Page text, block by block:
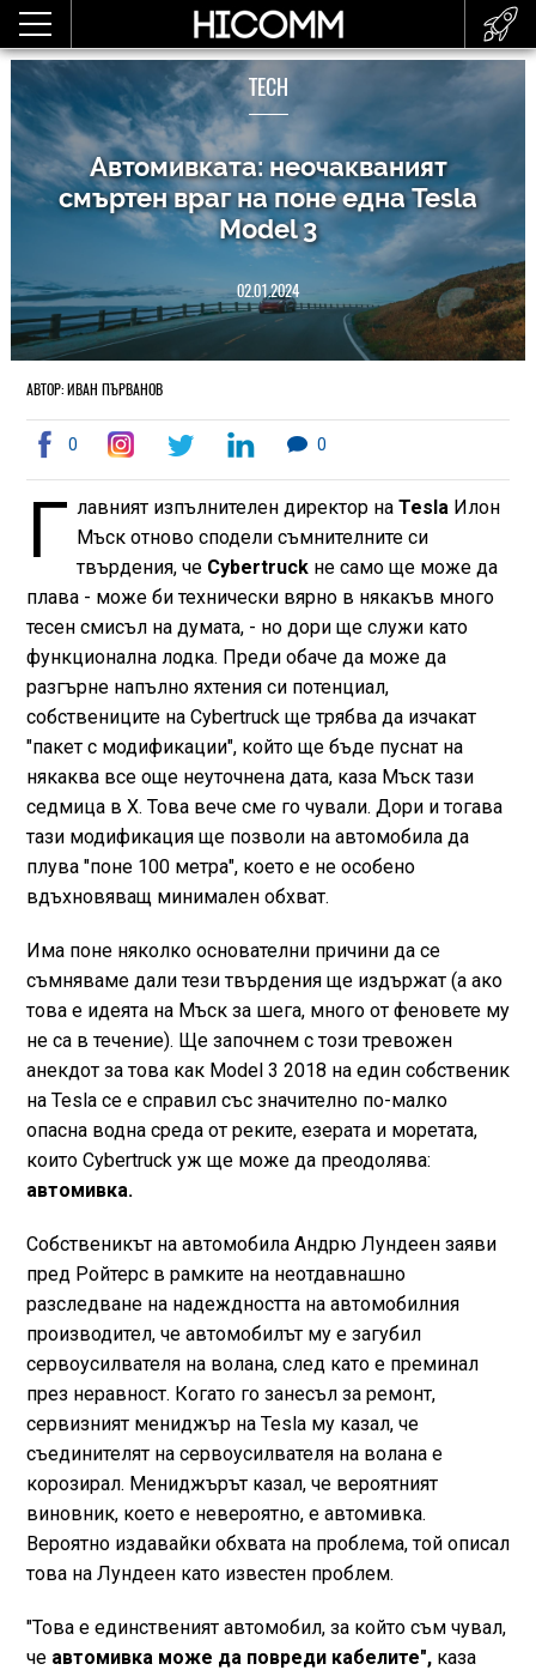
TECH
Автомивката: неочакваният
смъртен враг на поне една Tesla
Model 3
02.01.2024
АВТОР: ИВАН ПЪРВАНОВ
0 0
Г лавният изпълнителен директор наTesla Илон
Мъск отново сподели съмнителните си
твърдения, че Cybertruck не само ще може да
плава - може би технически вярно в някакъв много
тесен смисъл на думата, - но дори ще служи като
функционална лодка. Преди обаче да може да
разгърне напълно яхтения си потенциал,
собствениците на Cybertruck ще трябва да изчакат
"пакет с модификации", който ще бъде пуснат на
някаква все още неуточнена дата, каза Мъск тази
седмица в X. Това вече сме го чували. Дори и тогава
тази модификация ще позволи на автомобила да
плува "поне 100 метра", което е не особено
вдъхновяващ минимален обхват.
Има поне няколко основателни причини да се
съмняваме дали тези твърдения ще издържат (а ако
това е идеята на Мъск за шега, много от феновете му
не са в течение). Ще започнем с този тревожен
анекдот за това как Model 3 2018 на един собственик
на Tesla се е справил със значително по-малко
опасна водна среда от реките, езерата и моретата,
които Cybertruck уж ще може да преодолява:
автомивка.
Собственикът на автомобила Андрю Лундеен заяви
пред Ройтерс в рамките на неотдавнашно
разследване на надеждността на автомобилния
производител, че автомобилът му е загубил
сервоусилвателя на волана, след като е преминал
през неравност. Когато го занесъл за ремонт,
сервизният мениджър на Tesla му казал, че
съединителят на сервоусилвателя на волана е
корозирал. Мениджърът казал, че вероятният
виновник, което е невероятно, е автомивка.
Вероятно издавайки обхвата на проблема, той описал
това на Лундеен като известен проблем.
"Това е единственият автомобил, за който съм чувал,
че автомивка може да повреди кабелите",каза